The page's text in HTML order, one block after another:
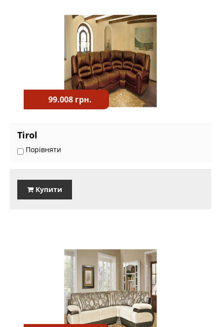
99.008 грн.
Tirol
Порівняти
Купити